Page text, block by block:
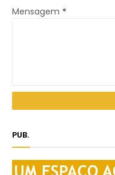
Mensagem *
PUB.